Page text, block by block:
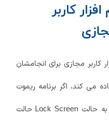
کاربر
کاربر مجازی برای انجامشان
می کند، اگر برنامه ریموت
حالت Lock Screen حالت